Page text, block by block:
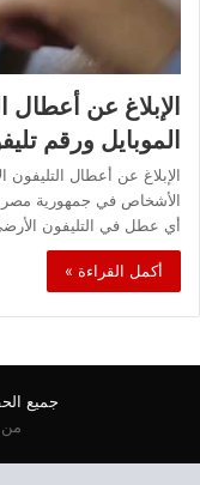
الإبلاغ عن
الموبايل ورقم تليفون
الإبلاغ عن أعطال
الأشخاص في جمهورية مصر
أي عطل في التليفون
أكمل القراءة »
جميع